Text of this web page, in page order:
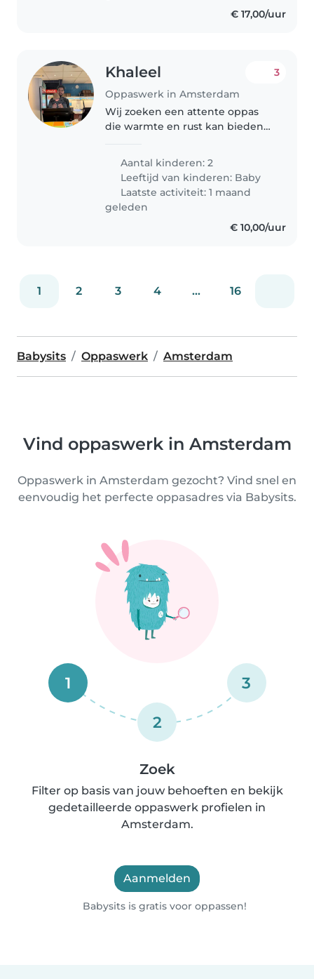
€ 17,00/uur
Khaleel
Oppaswerk in Amsterdam
3
Wij zoeken een attente oppas
die warmte en rust kan bieden
Je bent comfortabel met koken
en huishoudelijke taken, en kunt
het goed vinden met onze..
Aantal kinderen: 2
Leeftijd van kinderen: Baby
Laatste activiteit: 1 maand
geleden
€ 10,00/uur
1 2 3 4 ... 16
Babysits Oppaswerk Amsterdam
Vind oppaswerk in Amsterdam
Oppaswerk in Amsterdam gezocht? Vind snel en
eenvoudig het perfecte oppasadres via Babysits.
1
2
3
Zoek
Filter op basis van jouw behoeften en bekijk
gedetailleerde oppaswerk profielen in
Amsterdam.
Aanmelden
Babysits is gratis voor oppassen!